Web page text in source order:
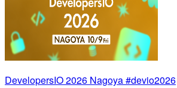
DevelopersIO 2026 Nagoya #devio2026